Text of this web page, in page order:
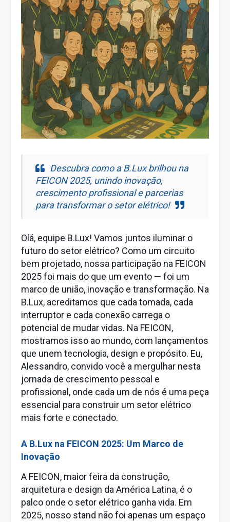
Descubra como a B.Lux brilhou na
FEICON 2025, unindo inovação,
crescimento profissional e parcerias
para transformar o setor elétrico!
Olá, equipe B.Lux! Vamos juntos iluminar o
futuro do setor elétrico? Como um circuito
bem projetado, nossa participação na FEICON
2025 foi mais do que um evento — foi um
marco de união, inovação e transformação. Na
B.Lux, acreditamos que cada tomada, cada
interruptor e cada conexão carrega o
potencial de mudar vidas. Na FEICON,
mostramos isso ao mundo, com lançamentos
que unem tecnologia, design e propósito. Eu,
Alessandro, convido você a mergulhar nesta
jornada de crescimento pessoal e
profissional, onde cada um de nós é uma peça
essencial para construir um setor elétrico
mais forte e conectado.
A B.Lux na FEICON 2025: Um Marco de
Inovação
A FEICON, maior feira da construção,
arquitetura e design da América Latina, é o
palco onde o setor elétrico ganha vida. Em
2025, nosso stand não foi apenas um espaço